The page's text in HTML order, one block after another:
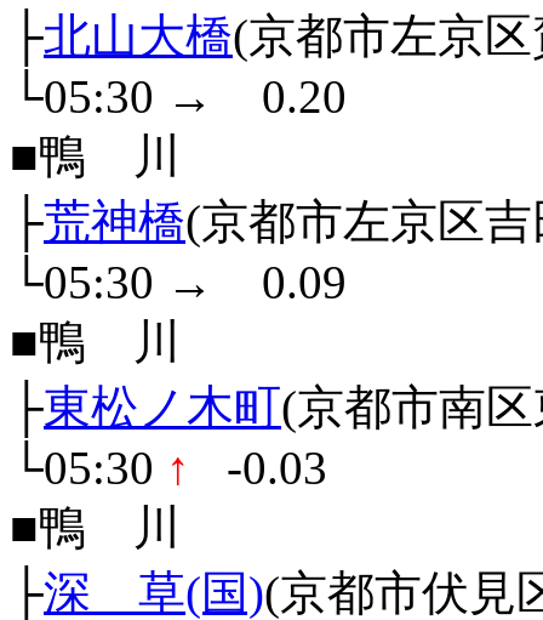
├北山大橋(京都市左京
└05:30 →
0.20
■鴨 川
├荒神橋(京都市左京区
└05:30 →
0.09
■鴨 川
├東松ノ木町(京都市南
└05:30 ↑
-0.03
■鴨 川
├深 草(国)(京都市伏見